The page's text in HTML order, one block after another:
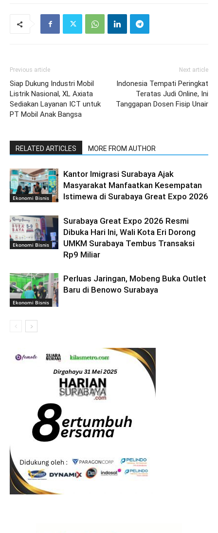
Previous article
Siap Dukung Industri Mobil
Listrik Nasional, XL Axiata
Sediakan Layanan ICT untuk
PT Mobil Anak Bangsa
Next article
Indonesia Tempati Peringkat
Teratas Judi Online, Ini
Tanggapan Dosen Fisip Unair
RELATED ARTICLES MORE FROM AUTHOR
Ekonomi Bisnis
Kantor Imigrasi Surabaya Ajak
Masyarakat Manfaatkan Kesempatan
Istimewa di Surabaya Great Expo 2026
Ekonomi Bisnis
Surabaya Great Expo 2026 Resmi
Dibuka Hari Ini, Wali Kota Eri Dorong
UMKM Surabaya Tembus Transaksi
Rp9 Miliar
Ekonomi Bisnis
Perluas Jaringan, Mobeng Buka Outlet
Baru di Benowo Surabaya